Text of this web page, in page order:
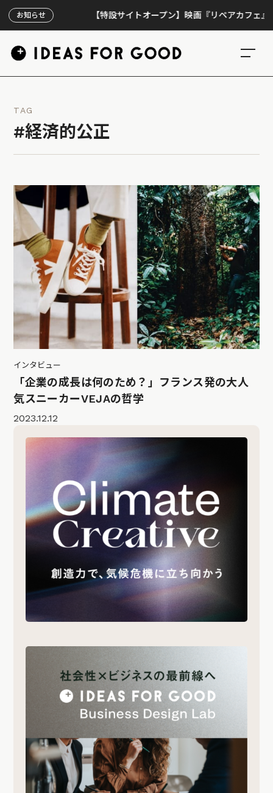
お知らせ 【特設サイトオープン】映画『リペアカフェ』、上
TAG
#経済的公正
インタビュー
「企業の成長は何のため？」フランス発の大人
気スニーカーVEJAの哲学
2023.12.12